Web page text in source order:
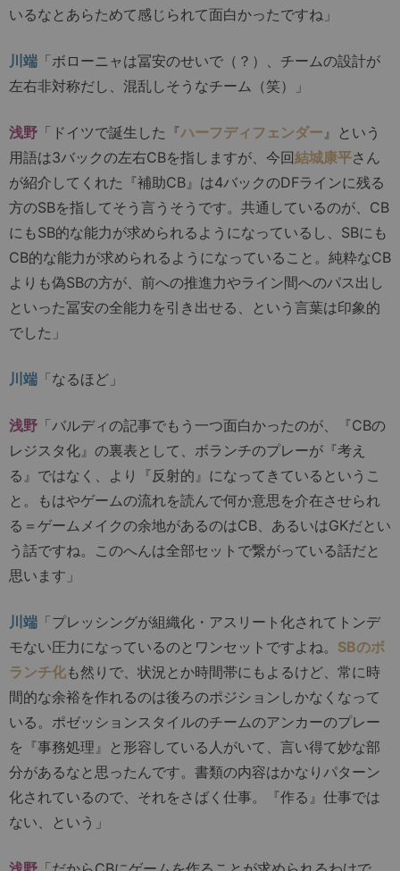
いるなとあらためて感じられて面白かったですね」
川端 「ボローニャは冨安のせいで（？）、チームの設計が
左右非対称だし、混乱しそうなチーム（笑）」
浅野 「ドイツで誕生した『ハーフディフェンダー』という
用語は3バックの左右CBを指しますが、今回結城康平さん
が紹介してくれた『補助CB』は4バックのDFラインに残る
方のSBを指してそう言うそうです。共通しているのが、CB
にもSB的な能力が求められるようになっているし、SBにも
CB的な能力が求められるようになっていること。純粋なCB
よりも偽SBの方が、前への推進力やライン間へのパス出し
といった冨安の全能力を引き出せる、という言葉は印象的
でした」
川端 「なるほど」
浅野 「バルディの記事でもう一つ面白かったのが、『CBの
レジスタ化』の裏表として、ボランチのプレーが『考え
る』ではなく、より『反射的』になってきているというこ
と。もはやゲームの流れを読んで何か意思を介在させられ
る＝ゲームメイクの余地があるのはCB、あるいはGKだとい
う話ですね。このへんは全部セットで繋がっている話だと
思います」
川端 「プレッシングが組織化・アスリート化されてトンデ
モない圧力になっているのとワンセットですよね。 SBのボ
ランチ化も然りで、状況とか時間帯にもよるけど、常に時
間的な余裕を作れるのは後ろのポジションしかなくなって
いる。ポゼッションスタイルのチームのアンカーのプレー
を『事務処理』と形容している人がいて、言い得て妙な部
分があるなと思ったんです。書類の内容はかなりパターン
化されているので、それをさばく仕事。『作る』仕事では
ない、という」